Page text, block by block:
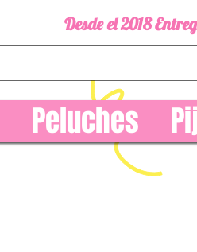
Desde el 2018
Peluches